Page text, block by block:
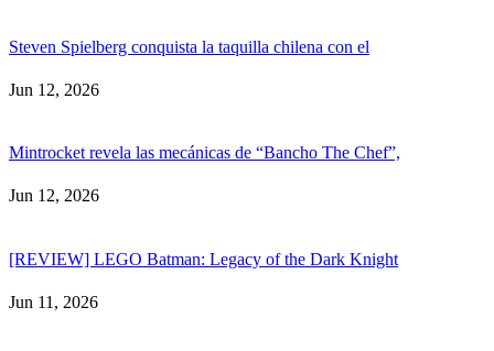
Steven Spielberg conquista la taquilla chilena con el
Jun 12, 2026
Mintrocket revela las mecánicas de “Bancho The Chef”,
Jun 12, 2026
[REVIEW] LEGO Batman: Legacy of the Dark Knight
Jun 11, 2026